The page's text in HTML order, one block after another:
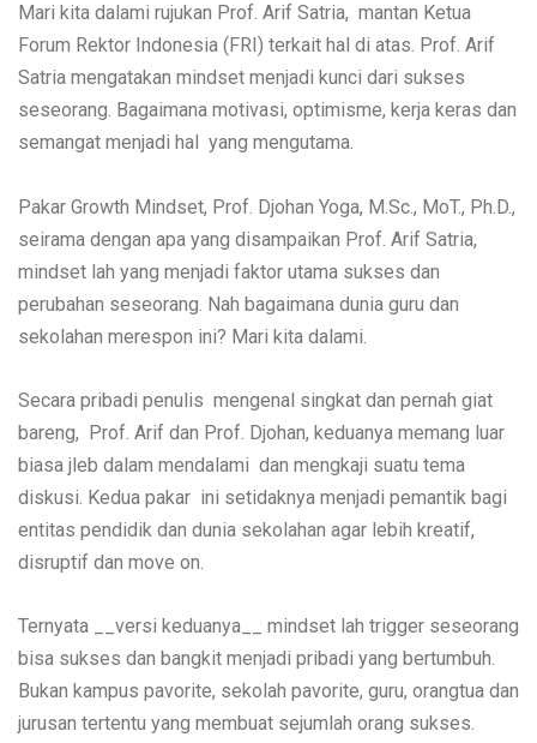
Mari kita dalami rujukan Prof. Arif Satria, mantan Ketua
Forum Rektor Indonesia (FRI) terkait hal di atas. Prof. Arif
Satria mengatakan mindset menjadi kunci dari sukses
seseorang. Bagaimana motivasi, optimisme, kerja keras dan
semangat menjadi hal yang mengutama.
Pakar Growth Mindset, Prof. Djohan Yoga, M.Sc., MoT., Ph.D.,
seirama dengan apa yang disampaikan Prof. Arif Satria,
mindset lah yang menjadi faktor utama sukses dan
perubahan seseorang. Nah bagaimana dunia guru dan
sekolahan merespon ini? Mari kita dalami.
Secara pribadi penulis mengenal singkat dan pernah giat
bareng, Prof. Arif dan Prof. Djohan, keduanya memang luar
biasa jleb dalam mendalami dan mengkaji suatu tema
diskusi. Kedua pakar ini setidaknya menjadi pemantik bagi
entitas pendidik dan dunia sekolahan agar lebih kreatif,
disruptif dan move on.
Ternyata __versi keduanya__ mindset lah trigger seseorang
bisa sukses dan bangkit menjadi pribadi yang bertumbuh.
Bukan kampus pavorite, sekolah pavorite, guru, orangtua dan
jurusan tertentu yang membuat sejumlah orang sukses.